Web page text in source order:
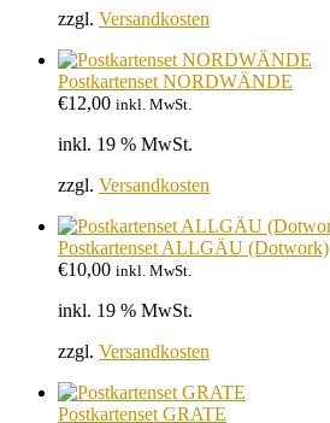
zzgl. Versandkosten
Postkartenset NORDWÄNDE
€12,00 inkl. MwSt.
inkl. 19 % MwSt.
zzgl. Versandkosten
Postkartenset ALLGÄU (Dotwork)
€10,00 inkl. MwSt.
inkl. 19 % MwSt.
zzgl. Versandkosten
Postkartenset GRATE